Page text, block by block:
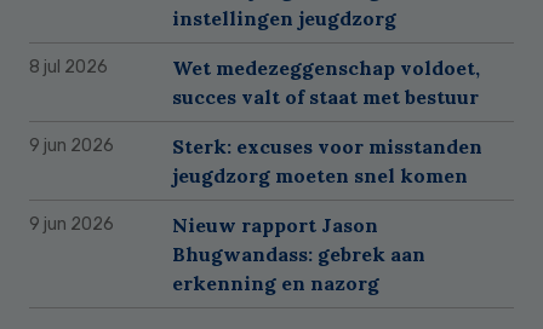
instellingen jeugdzorg
8 jul 2026
Wet medezeggenschap voldoet,
succes valt of staat met bestuur
9 jun 2026
Sterk: excuses voor misstanden
jeugdzorg moeten snel komen
9 jun 2026
Nieuw rapport Jason
Bhugwandass: gebrek aan
erkenning en nazorg